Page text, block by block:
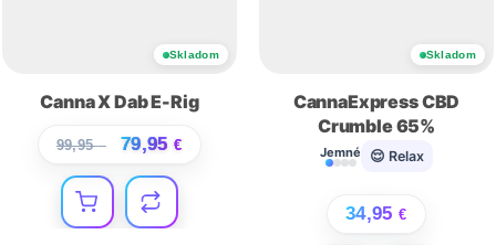
Skladom
Canna X Dab E-Rig
99,95€ 79,95 €
Skladom
CannaExpress CBD
Crumble 65%
Jemné 😌 Relax
34,95 €